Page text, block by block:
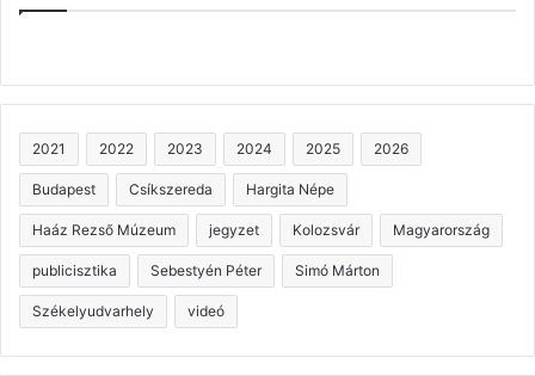
2021 2022 2023 2024 2025 2026
Budapest Csíkszereda Hargita Népe
Haáz Rezső Múzeum jegyzet Kolozsvár Magyarország
publicisztika Sebestyén Péter Simó Márton
Székelyudvarhely videó